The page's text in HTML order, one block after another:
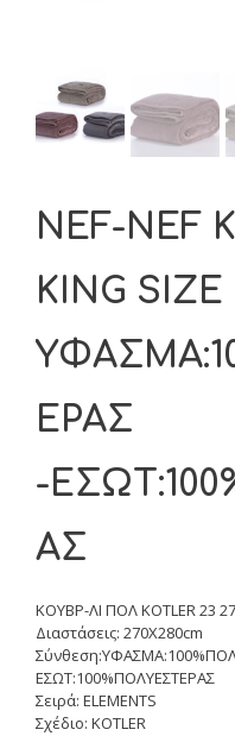
NEF-NEF
KING
ΕΡΑΣ
-
ΑΣ
ΚΟΥΒΡ-ΛΙ ΠΟΛ KOTLER 23
Διαστάσεις: 270X280cm
ΕΣΩΤ:100%ΠΟΛΥΕΣΤΕΡΑΣ
Σειρά: ELEMENTS
Σχέδιο: KOTLER